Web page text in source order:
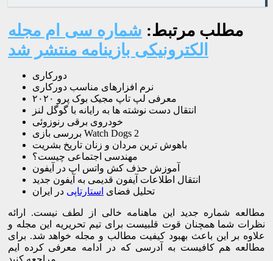
مطلب مرتبط: شماره سی ام مجله
الکترونیکی بازینامه منتشر شد
دورکاری
نرم افزارهای مناسب دورکاری
معرفی لپ تاپ مجیک بوک پرو ۲۰۲۰
انتقال دست نوشته ها به رایانه با گوگل لنز
خودروی برقی رنوزوئی
بررسی بازی Watch Dogs 2
باهوش ترین مردان و زنان تاریخ بشریت
مهندسی اجتماعی چیست؟
آموزش حذف کش واتس اپ در آیفون
انتقال اطلاعات آیفون قدیمی به آیفون جدید
تحلیل فضای استارتاپی در ایران
مطالعه شماره جدید این ماهنامه خالی از لطف نیست. ارائه
نظرات شما همچنان قوت قلبیست برای تیم تحریریه این مجله و
علاوه بر این باعث بهبود کیفیت مطالب و مجله خواهد شد. برای
مطالعه هم کافیست به آدرسی که در ادامه معرفی کرده ایم